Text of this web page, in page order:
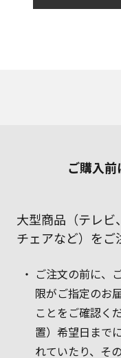
ご購入
大型商品（テレ
チェアなど）をご
ご注文の前に、
限がご指定のお
ことをご確認く
置）希望日まで
れていたり、そ